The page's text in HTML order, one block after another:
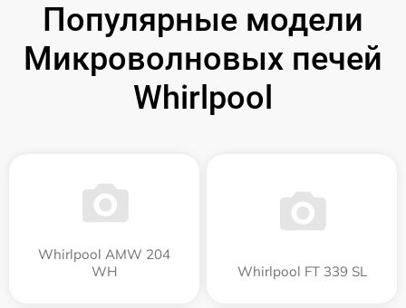
Популярные модели
Микроволновых печей
Whirlpool
Whirlpool AMW 204
WH
Whirlpool FT 339 SL